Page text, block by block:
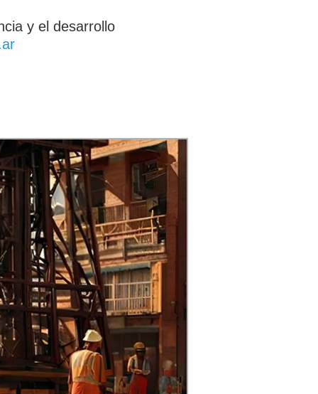
y el desarrollo